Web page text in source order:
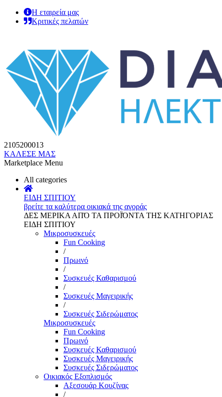
Η εταιρεία μας
Κριτικές πελατών
2105200013
ΚΑΛΕΣΕ ΜΑΣ
Marketplace Menu
All categories
ΕΙΔΗ ΣΠΙΤΙΟΥ
βρείτε τα καλύτερα οικιακά της αγοράς
ΔΕΣ ΜΕΡΙΚΑ ΑΠΌ ΤΑ ΠΡΟΪΌΝΤΑ ΤΗΣ ΚΑΤΗΓΟΡΙΑΣ
ΕΙΔΗ ΣΠΙΤΙΟΥ
Μικροσυσκευές
Fun Cooking
/
Πρωινό
/
Συσκευές Καθαρισμού
/
Συσκευές Μαγειρικής
/
Συσκευές Σιδερώματος
Μικροσυσκευές
Fun Cooking
Πρωινό
Συσκευές Καθαρισμού
Συσκευές Μαγειρικής
Συσκευές Σιδερώματος
Οικιακός Εξοπλισμός
Αξεσουάρ Κουζίνας
/